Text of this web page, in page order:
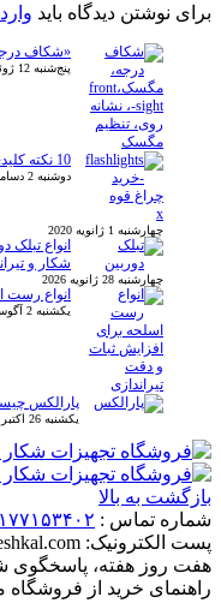
برای نوشتن دیدگاه باید
«شکاف
پنج‌شنبه 12 ژوئن 2025
10 نکته کلیدی که در هنگام خرید چراغ قوه باید بدانید
دوشنبه 2 دسامبر 2024
x
چهارشنبه 1 ژانویه 2020
شکار و
چهارشنبه 28 ژانویه 2026
انواع رست
یکشنبه 2 آگوست 2026
پارالکس
یکشنبه 26 اکتبر 2025
بازگشت به بالا
شماره تماس :
پست الکترونیک:
هفت روز هفته، پاسخگوی
راهنمای خرید از